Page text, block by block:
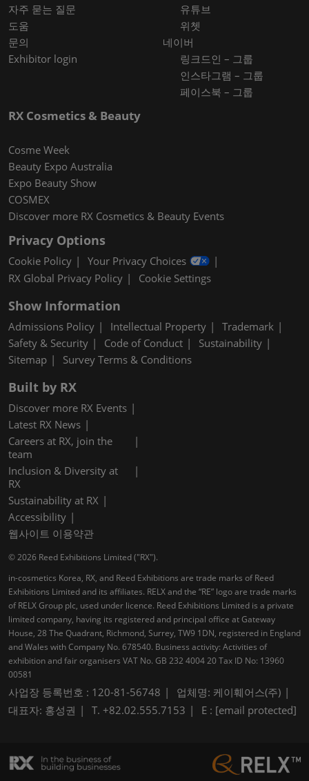
자주 묻는 질문
도움
문의
Exhibitor login
유튜브
위쳇
네이버
링크드인 – 그룹
인스타그램 – 그룹
페이스북 – 그룹
RX Cosmetics & Beauty
Cosme Week
Beauty Expo Australia
Expo Beauty Show
COSMEX
Discover more RX Cosmetics & Beauty Events
Privacy Options
Cookie Policy
Your Privacy Choices
RX Global Privacy Policy
Cookie Settings
Show Information
Admissions Policy Intellectual Property
Trademark
Safety & Security
Code of Conduct
Sustainability
Sitemap
Survey Terms & Conditions
Built by RX
Discover more RX Events
Latest RX News
Careers at RX, join the
team
Inclusion & Diversity at
RX
Sustainability at RX
Accessibility
웹사이트 이용약관
© 2026 Reed Exhibitions Limited ("RX").
in-cosmetics Korea, RX, and Reed Exhibitions are trade marks of Reed
Exhibitions Limited and its affiliates. RELX and the “RE” logo are trade marks
of RELX Group plc, used under licence. Reed Exhibitions Limited is a private
limited company, having its registered and principal office at Gateway
House, 28 The Quadrant, Richmond, Surrey, TW9 1DN, registered in England
and Wales with Company No. 678540. Business activity: Activities of
exhibition and fair organisers VAT No. GB 232 4004 20 Tax ID No: 13960
00581
사업장 등록번호 : 120-81-56748
업체명: 케이훼어스(주)
대표자: 홍성권
T. +82.02.555.7153 E : [email protected]